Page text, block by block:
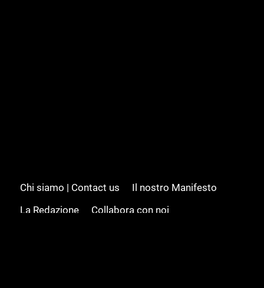
Chi siamo | Contact us
Il nostro Manifesto
La Redazione
Collabora con noi